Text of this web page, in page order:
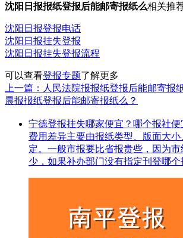
沈阳日报报纸登报后能邮寄报纸么相关推
沈阳日报登报电话
沈阳日报挂失登报
沈阳日报挂失登报流程
可以查看登报专题了解更多
上一篇：人民法院报报纸登报后能邮寄报
晨报报纸登报后能邮寄报纸么？
宁德登报挂失哪家便宜？哪个报社
费用差异主要由报纸类型、版面大
定。一般市报要比省报贵些，因为
少，如果补办部门没有指定刊登哪个